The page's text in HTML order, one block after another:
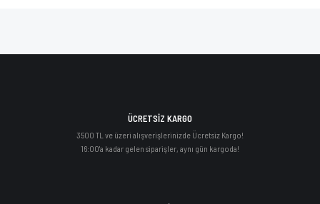
ÜCRETSİZ KARGO
3500 TL ve üzeri alışverişlerinizde Ücretsiz Kargo!
16:00'a kadar gelen siparişler, aynı gün kargoda!